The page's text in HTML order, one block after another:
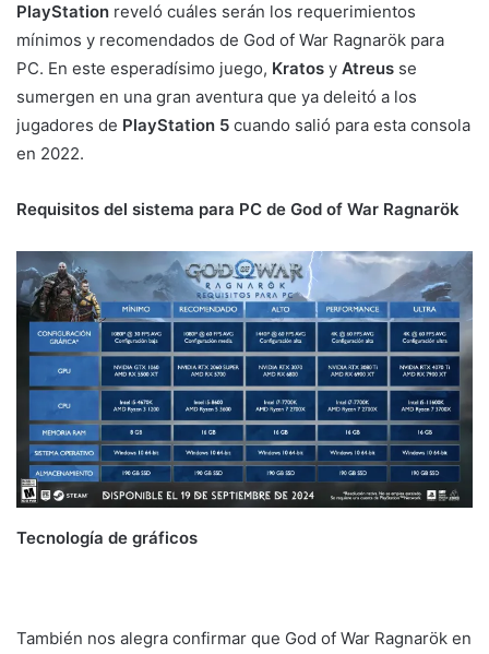
PlayStation reveló cuáles serán los requerimientos
mínimos y recomendados de God of War Ragnarök para
PC. En este esperadísimo juego, Kratos y Atreus se
sumergen en una gran aventura que ya deleitó a los
jugadores de PlayStation 5 cuando salió para esta consola
en 2022.
Requisitos del sistema para PC de God of War Ragnarök
Tecnología de gráficos
También nos alegra confirmar que God of War Ragnarök en